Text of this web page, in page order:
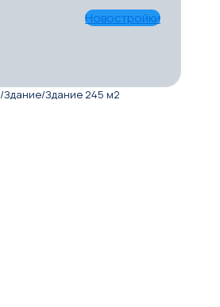
Новостройки
/Здание/Здание 245 м2